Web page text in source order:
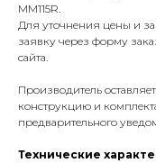
MM115R.
Для уточнения цены и
заявку через форму
сайта.
Производитель
конструкцию и
предварительного
Технические